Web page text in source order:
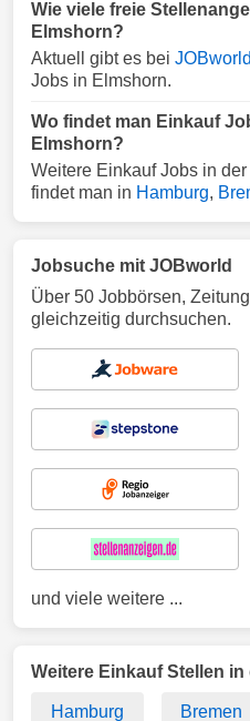
Wie viele freie
Elmshorn?
Aktuell gibt es bei JOBworld
Jobs in Elmshorn.
Wo findet man Einkauf
Elmshorn?
Weitere Einkauf Jobs in
findet man in Hamburg,
Jobsuche mit JOBworld
Über 50 Jobbörsen,
gleichzeitig durchsuchen.
und viele weitere ...
Weitere Einkauf Stellen
Hamburg Bremen